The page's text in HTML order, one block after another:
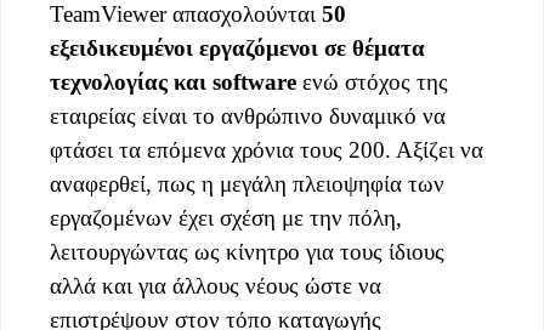
TeamViewer απασχολούνται 50
εξειδικευμένοι εργαζόμενοι σε θέματα
τεχνολογίας και software ενώ στόχος της
εταιρείας είναι το ανθρώπινο δυναμικό να
φτάσει τα επόμενα χρόνια τους 200. Αξίζει να
αναφερθεί, πως η μεγάλη πλειοψηφία των
εργαζομένων έχει σχέση με την πόλη,
λειτουργώντας ως κίνητρο για τους ίδιους
αλλά και για άλλους νέους ώστε να
επιστρέψουν στον τόπο καταγωγής